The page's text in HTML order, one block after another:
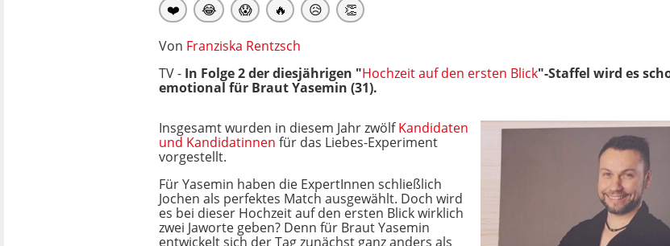
❤️ 😂 😱 🔥 😥 👏
Von Franziska Rentzsch
TV - In Folge 2 der diesjährigen "Hochzeit auf den ersten Blick"-Staffel wird es
emotional für Braut Yasemin (31).
Insgesamt wurden in diesem Jahr zwölfKandidaten
und Kandidatinnen für das Liebes-Experiment
vorgestellt.
Für Yasemin haben die ExpertInnen schließlich
Jochen als perfektes Match ausgewählt. Doch wird
es bei dieser Hochzeit auf den ersten Blick wirklich
zwei Jaworte geben? Denn für Braut Yasemin
entwickelt sich der Tag zunächst ganz anders als